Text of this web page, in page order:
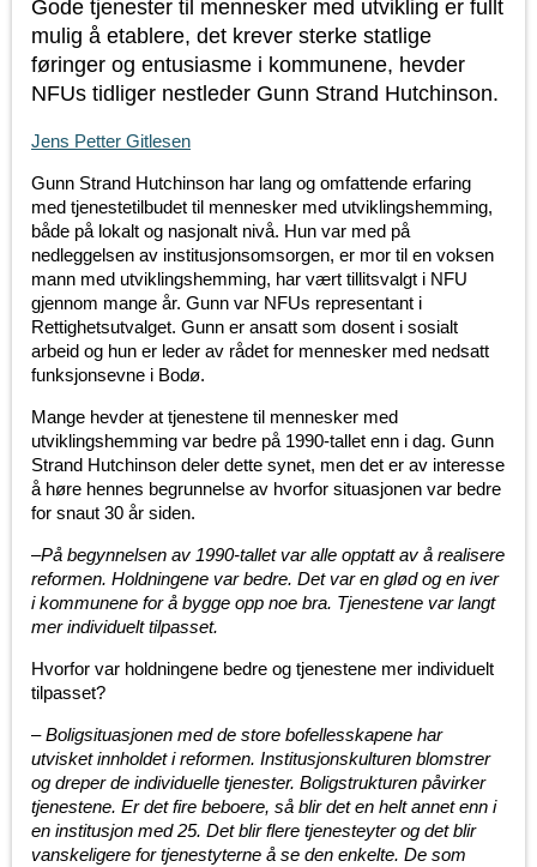
Gode tjenester til mennesker med utvikling er fullt
mulig å etablere, det krever sterke statlige
føringer og entusiasme i kommunene, hevder
NFUs tidliger nestleder Gunn Strand Hutchinson.
Jens Petter Gitlesen
Gunn Strand Hutchinson har lang og omfattende erfaring
med tjenestetilbudet til mennesker med utviklingshemming,
både på lokalt og nasjonalt nivå. Hun var med på
nedleggelsen av institusjonsomsorgen, er mor til en voksen
mann med utviklingshemming, har vært tillitsvalgt i NFU
gjennom mange år. Gunn var NFUs representant i
Rettighetsutvalget. Gunn er ansatt som dosent i sosialt
arbeid og hun er leder av rådet for mennesker med nedsatt
funksjonsevne i Bodø.
Mange hevder at tjenestene til mennesker med
utviklingshemming var bedre på 1990-tallet enn i dag. Gunn
Strand Hutchinson deler dette synet, men det er av interesse
å høre hennes begrunnelse av hvorfor situasjonen var bedre
for snaut 30 år siden.
–På begynnelsen av 1990-tallet var alle opptatt av å realisere
reformen. Holdningene var bedre. Det var en glød og en iver
i kommunene for å bygge opp noe bra. Tjenestene var langt
mer individuelt tilpasset.
Hvorfor var holdningene bedre og tjenestene mer individuelt
tilpasset?
–Boligsituasjonen med de store bofellesskapene har
utvisket innholdet i reformen. Institusjonskulturen blomstrer
og dreper de individuelle tjenester. Boligstrukturen påvirker
tjenestene. Er det fire beboere, så blir det en helt annet enn i
en institusjon med 25. Det blir flere tjenesteyter og det blir
vanskeligere for tjenestyterne å se den enkelte. De som